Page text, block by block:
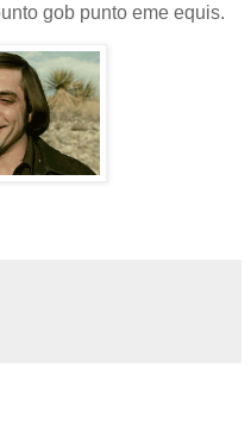
gob punto eme equis.